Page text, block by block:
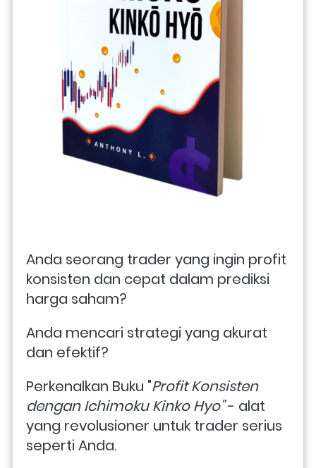
Anda seorang trader yang ingin profit
konsisten dan cepat dalam prediksi
harga saham?
Anda mencari strategi yang akurat
dan efektif?
Perkenalkan Buku "Profit Konsisten
dengan Ichimoku Kinko Hyo" - alat
yang revolusioner untuk trader serius
seperti Anda.